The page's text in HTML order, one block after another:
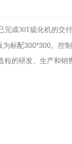
成30T硫化机的交
标配300*300。控
粒的研发、生产和销